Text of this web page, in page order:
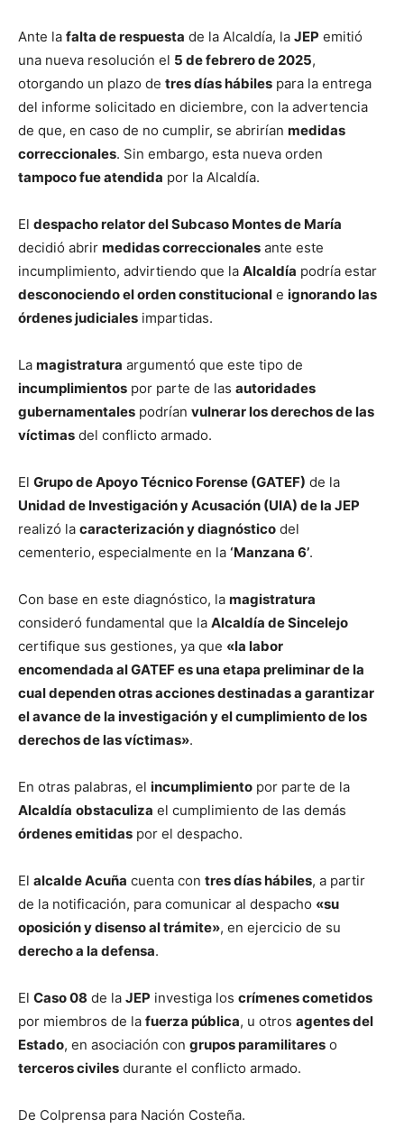
Ante la falta de respuesta de la Alcaldía, la JEP emitió
una nueva resolución el 5 de febrero de 2025,
otorgando un plazo de tres días hábiles para la entrega
del informe solicitado en diciembre, con la advertencia
de que, en caso de no cumplir, se abrirían medidas
correccionales. Sin embargo, esta nueva orden
tampoco fue atendida por la Alcaldía.
El despacho relator del Subcaso Montes de María
decidió abrir medidas correccionales ante este
incumplimiento, advirtiendo que la Alcaldía podría estar
desconociendo el orden constitucional e ignorando las
órdenes judiciales impartidas.
La magistratura argumentó que este tipo de
incumplimientos por parte de las autoridades
gubernamentales podrían vulnerar los derechos de las
víctimas del conflicto armado.
El Grupo de Apoyo Técnico Forense (GATEF) de la
Unidad de Investigación y Acusación (UIA) de la JEP
realizó la caracterización y diagnóstico del
cementerio, especialmente en la ‘Manzana 6’.
Con base en este diagnóstico, la magistratura
consideró fundamental que la Alcaldía de Sincelejo
certifique sus gestiones, ya que «la labor
encomendada al GATEF es una etapa preliminar de la
cual dependen otras acciones destinadas a garantizar
el avance de la investigación y el cumplimiento de los
derechos de las víctimas».
En otras palabras, el incumplimiento por parte de la
Alcaldía obstaculiza el cumplimiento de las demás
órdenes emitidas por el despacho.
El alcalde Acuña cuenta con tres días hábiles, a partir
de la notificación, para comunicar al despacho «su
oposición y disenso al trámite», en ejercicio de su
derecho a la defensa.
El Caso 08 de la JEP investiga los crímenes cometidos
por miembros de la fuerza pública, u otros agentes del
Estado, en asociación con grupos paramilitares o
terceros civiles durante el conflicto armado.
De Colprensa para Nación Costeña.